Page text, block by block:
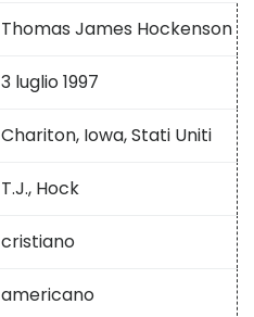
Thomas James Hockenson
3 luglio 1997
Chariton, Iowa, Stati Uniti
T.J., Hock
cristiano
americano